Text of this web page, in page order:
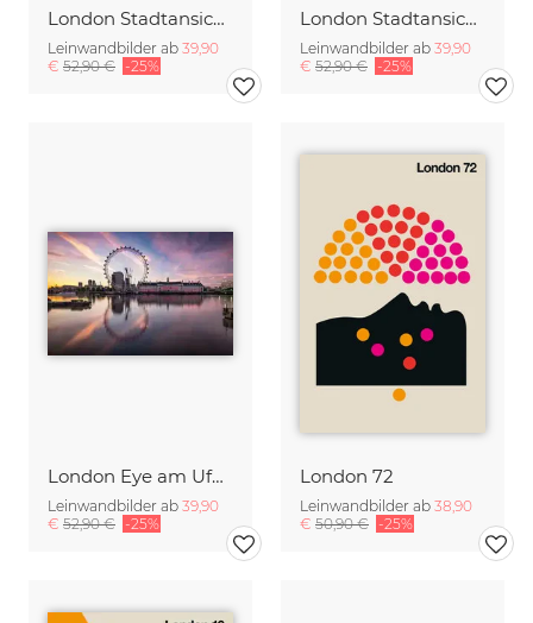
London Stadtansicht bei Nacht
Leinwandbilder ab 39,90
€ 52,90 € -25%
London Stadtansicht bei Nacht
Leinwandbilder ab 39,90
€ 52,90 € -25%
London Eye am Ufer der Themse
Leinwandbilder ab 39,90
€ 52,90 € -25%
London 72
Leinwandbilder ab 38,90
€ 50,90 € -25%